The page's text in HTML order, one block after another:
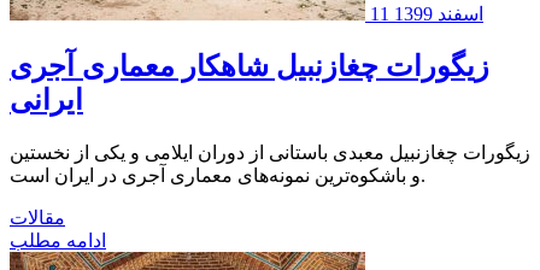
11 اسفند 1399
زیگورات چغازنبیل شاهکار معماری آجری
ایرانی
زیگورات چغازنبیل معبدی باستانی از دوران ایلامی و یکی از نخستین
و باشکوه‌ترین نمونه‌های معماری آجری در ایران است.
مقالات
ادامه مطلب